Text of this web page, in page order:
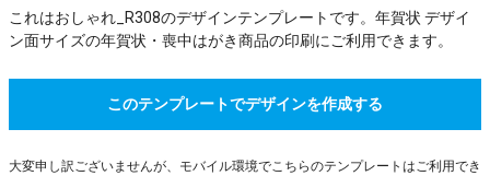
これはおしゃれ_R308のデザインテンプレートです。年賀状 デザイ
ン面サイズの年賀状・喪中はがき商品の印刷にご利用できます。
このテンプレートでデザインを作成する
大変申し訳ございませんが、モバイル環境でこちらのテンプレートはご利用でき